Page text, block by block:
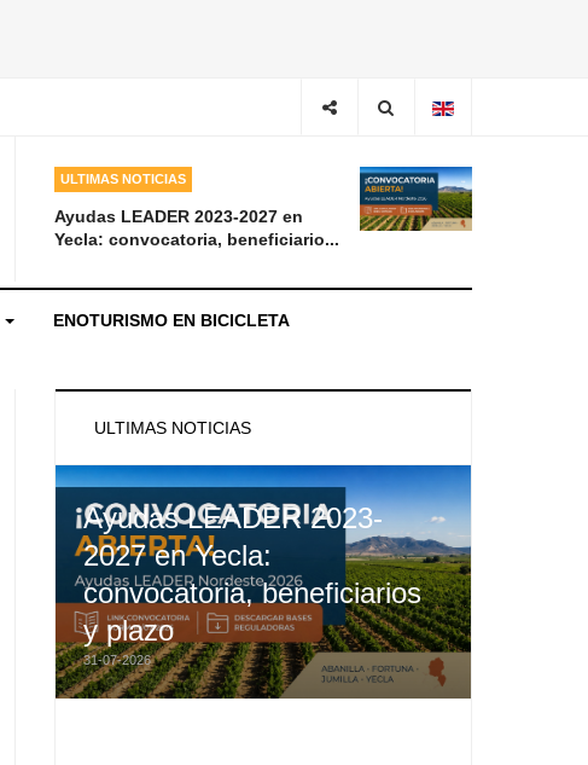
ULTIMAS NOTICIAS
Ayudas LEADER 2023-2027 en
Yecla: convocatoria, beneficiario...
ENOTURISMO EN BICICLETA
ULTIMAS NOTICIAS
Ayudas LEADER 2023-
2027 en Yecla:
convocatoria, beneficiarios
y plazo
31-07-2026